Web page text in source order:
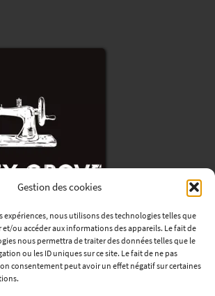
Gestion des cookies
expériences, nous utilisons des technologies telles que
et/ou accéder aux informations des appareils. Le fait de
nous permettra de traiter des données telles que le
ou les ID uniques sur ce site. Le fait de ne pas
consentement peut avoir un effet négatif sur certaines